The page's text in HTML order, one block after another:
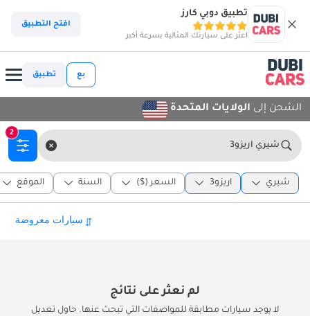
تطبيق دوبي كارز
اعثر على سيارتك المثالية بسرعة أكبر
افتح التطبيق
بع تطبيق
الشحن إلى الولايات المتحدة
شيري اريزو3
2
شيري اريزو3 السعر ($) السنة الموقع
لم نعثر على نتائج
لا يوجد سيارات مطابقة للمواصفات التي تبحث عنها. حاول تعديل